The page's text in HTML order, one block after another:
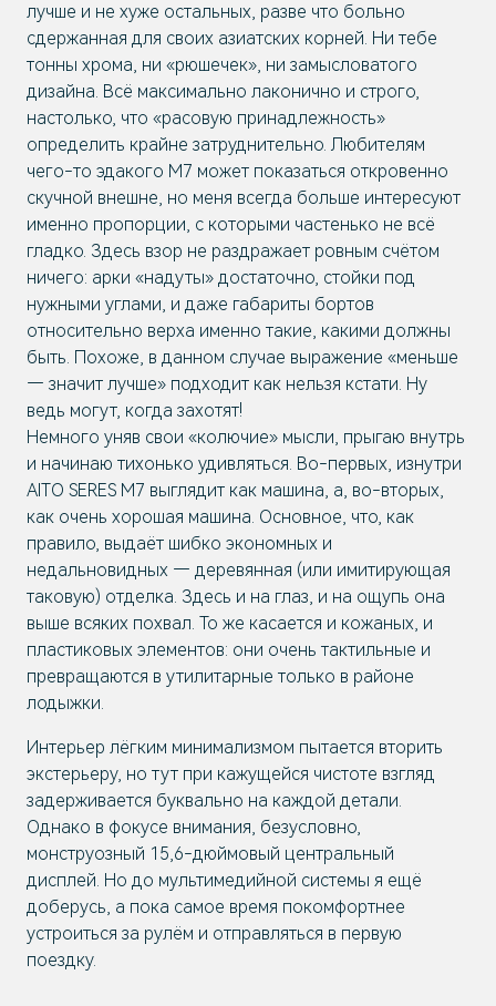
лучше и не хуже остальных, разве что больно
сдержанная для своих азиатских корней. Ни тебе
тонны хрома, ни «рюшечек», ни замысловатого
дизайна. Всё максимально лаконично и строго,
настолько, что «расовую принадлежность»
определить крайне затруднительно. Любителям
чего-то эдакого M7 может показаться откровенно
скучной внешне, но меня всегда больше интересуют
именно пропорции, с которыми частенько не всё
гладко. Здесь взор не раздражает ровным счётом
ничего: арки «надуты» достаточно, стойки под
нужными углами, и даже габариты бортов
относительно верха именно такие, какими должны
быть. Похоже, в данном случае выражение «меньше
— значит лучше» подходит как нельзя кстати. Ну
ведь могут, когда захотят!
Немного уняв свои «колючие» мысли, прыгаю внутрь
и начинаю тихонько удивляться. Во-первых, изнутри
AITO SERES М7 выглядит как машина, а, во-вторых,
как очень хорошая машина. Основное, что, как
правило, выдаёт шибко экономных и
недальновидных — деревянная (или имитирующая
таковую) отделка. Здесь и на глаз, и на ощупь она
выше всяких похвал. То же касается и кожаных, и
пластиковых элементов: они очень тактильные и
превращаются в утилитарные только в районе
лодыжки.
Интерьер лёгким минимализмом пытается вторить
экстерьеру, но тут при кажущейся чистоте взгляд
задерживается буквально на каждой детали.
Однако в фокусе внимания, безусловно,
монструозный 15,6-дюймовый центральный
дисплей. Но до мультимедийной системы я ещё
доберусь, а пока самое время покомфортнее
устроиться за рулём и отправляться в первую
поездку.